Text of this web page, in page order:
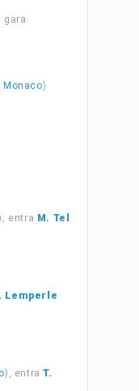
gara.
Monaco)
entra M. Tel
Lemperle
), entraT.